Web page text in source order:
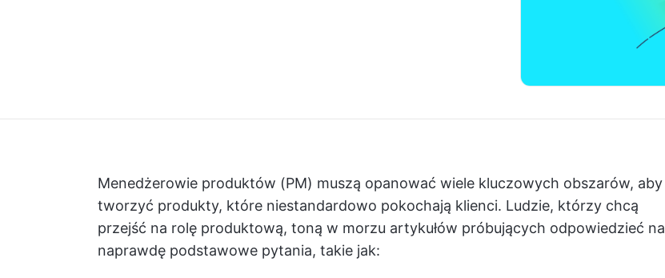
Menedżerowie produktów (PM) muszą opanować wiele kluczowych obszarów, aby
tworzyć produkty, które niestandardowo pokochają klienci. Ludzie, którzy chcą
przejść na rolę produktową, toną w morzu artykułów próbujących odpowiedzieć na
naprawdę podstawowe pytania, takie jak: